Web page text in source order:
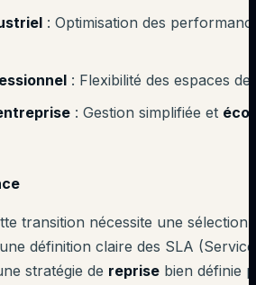
: Optimisation des
: Flexibilité des espaces
: Gestion simplifiée et
transition nécessite une sélection
définition claire des SLA
stratégie de reprise bien définie